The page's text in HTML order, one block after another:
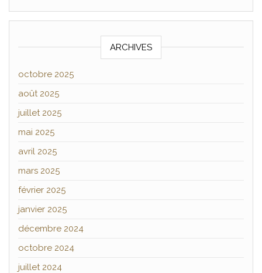
ARCHIVES
octobre 2025
août 2025
juillet 2025
mai 2025
avril 2025
mars 2025
février 2025
janvier 2025
décembre 2024
octobre 2024
juillet 2024